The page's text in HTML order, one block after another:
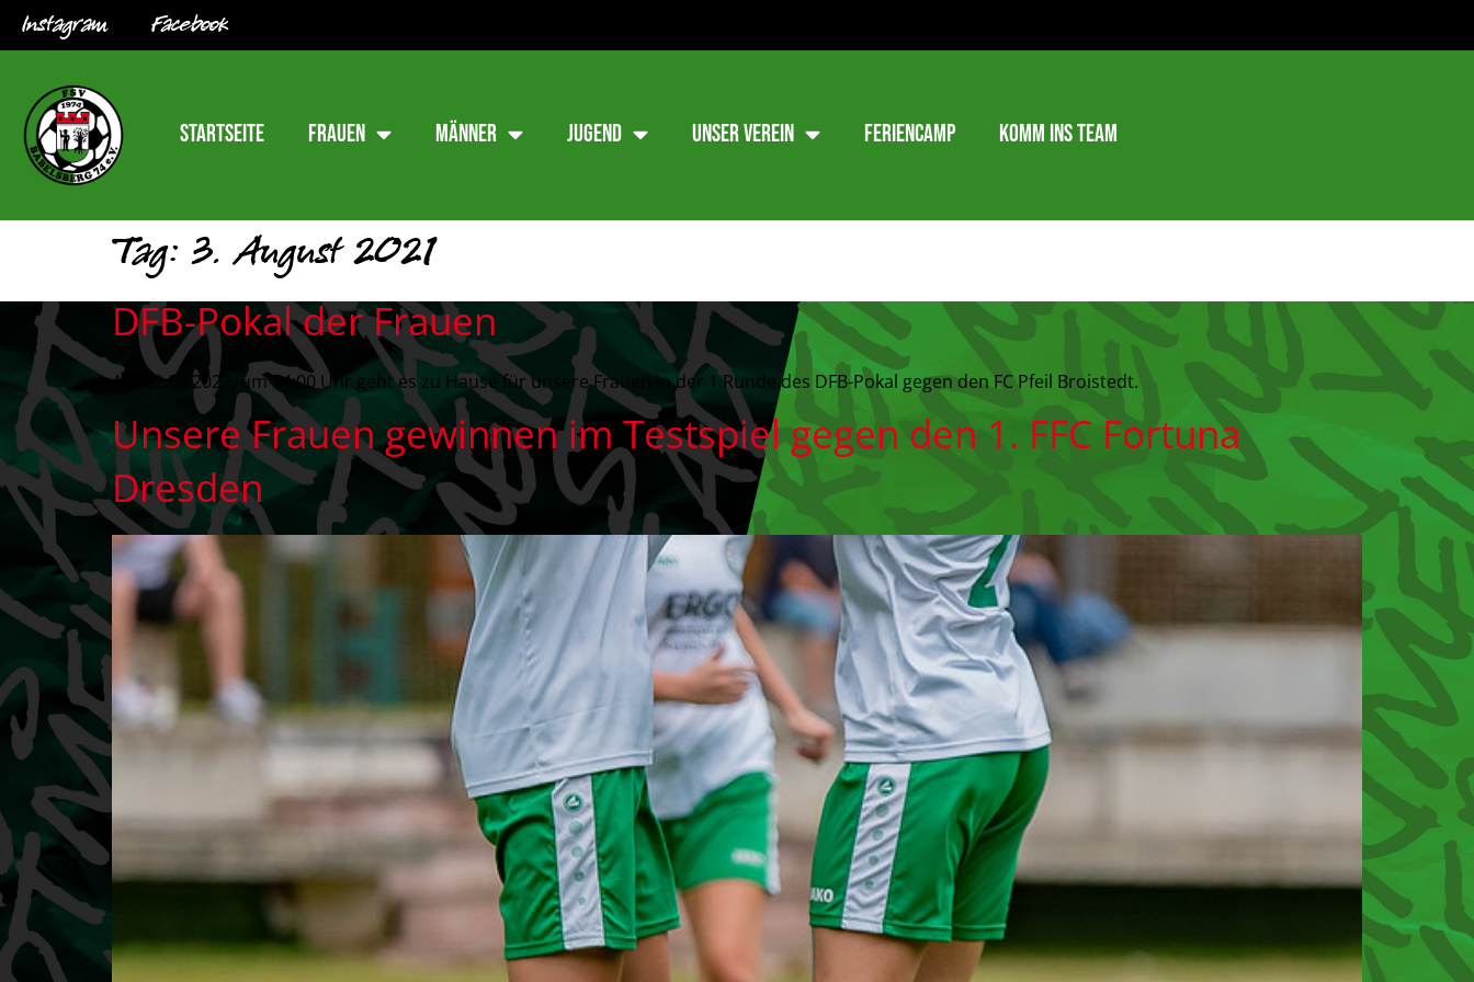
Instagram Facebook
Startseite Frauen Männer Jugend Unser Verein Feriencamp Komm ins Team
Tag:3. August 2021
DFB-Pokal der Frauen
Am 22.08.2022, um 14:00 Uhr geht es zu Hause für unsere Frauen in der 1.Runde des DFB-Pokal gegen den FC Pfeil Broistedt.
Unsere Frauen gewinnen im Testspiel gegen den 1. FFC Fortuna
Dresden